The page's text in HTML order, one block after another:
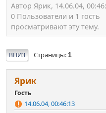
Автор Ярик, 14.06.04,
0 Пользователи и 1 гость
просматривают эту тему.
ВНИЗ Страницы 1
Ярик
Гость
14.06.04, 00:46:13